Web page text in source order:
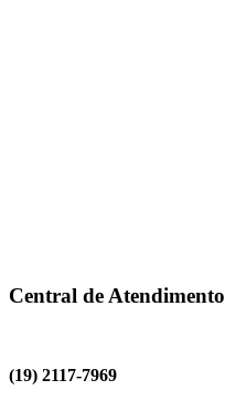
Central de Atendimento
(19) 2117-7969